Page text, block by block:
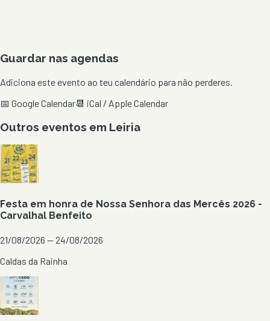
Guardar nas agendas
Adiciona este evento ao teu calendário para não perderes.
📅 Google Calendar📆 iCal / Apple Calendar
Outros eventos em Leiria
Festa em honra de Nossa Senhora das Mercês 2026 -
Carvalhal Benfeito
21/08/2026 — 24/08/2026
Caldas da Rainha